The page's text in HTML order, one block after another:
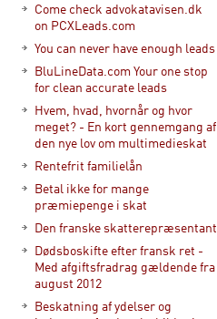
Come check advokatavisen.dk
on PCXLeads.com
You can never have enough leads
BluLineData.com Your one stop
for clean accurate leads
Hvem, hvad, hvornår og hvor
meget? - En kort gennemgang af
den nye lov om multimedieskat
Rentefrit familielån
Betal ikke for mange
præmiepenge i skat
Den franske skatterepræsentant
Dødsboskifte efter fransk ret -
Med afgiftsfradrag gældende fra
august 2012
Beskatning af ydelser og